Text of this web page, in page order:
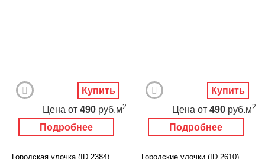
Подробнее
Цена от 490 руб.м2
Купить
Подробнее
Цена от 490 руб.м2
Купить
Городская улочка (ID 2384) Городские улочки (ID 2610)